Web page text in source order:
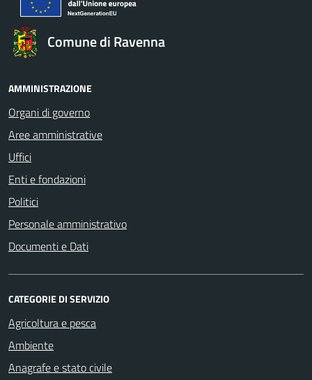
Comune di Ravenna
AMMINISTRAZIONE
Organi di governo
Aree amministrative
Uffici
Enti e fondazioni
Politici
Personale amministrativo
Documenti e Dati
CATEGORIE DI SERVIZIO
Agricoltura e pesca
Ambiente
Anagrafe e stato civile